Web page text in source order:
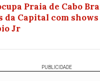
Praia de Cabo
da Capital com
Jr
PUBLICIDADE